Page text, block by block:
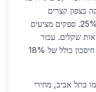
בצפון קצרים
ב-40%, ומחירי הובלה נמוכים ב-25%. ספקים מציעים
שקלים. עבור
, היתרונות ברורים: חיסכון כולל של 18%
בתל אביב, מחירי